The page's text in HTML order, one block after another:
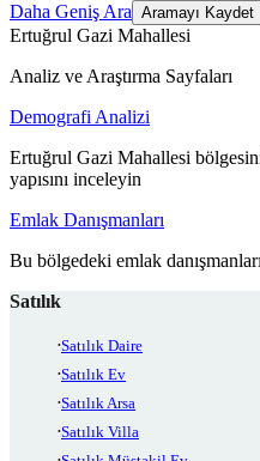
Daha Geniş Ara Aramayı Kaydet
Ertuğrul Gazi Mahallesi
Analiz ve Araştırma Sayfaları
Demografi Analizi
Ertuğrul Gazi Mahallesi
yapısını inceleyin
Emlak Danışmanları
Bu bölgedeki emlak
Satılık
Satılık Daire
Satılık Ev
Satılık Arsa
Satılık Villa